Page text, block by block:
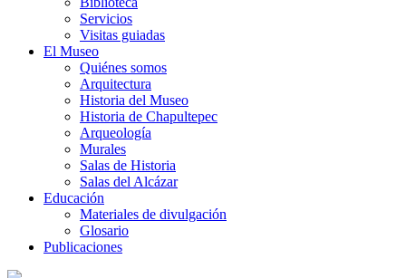
Servicios
Visitas guiadas
El Museo
Quiénes somos
Arquitectura
Historia del Museo
Historia de Chapultepec
Arqueología
Murales
Salas de Historia
Salas del Alcázar
Educación
Materiales de divulgación
Glosario
Publicaciones